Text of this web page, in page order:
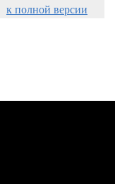
к полной версии